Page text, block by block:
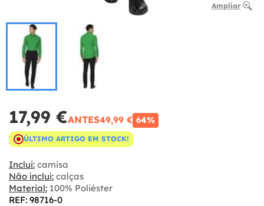
Ampliar
17,99 €ANTES49,99 € 64%
ÚLTIMO ARTIGO EM STOCK!
Inclui: camisa
Não inclui: calças
Material: 100% Poliéster
REF: 98716-0